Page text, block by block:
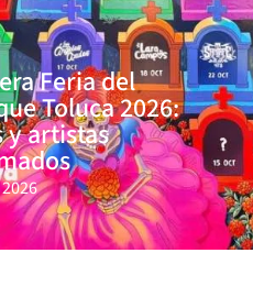
Feria del
Toluca 2026:
y artistas